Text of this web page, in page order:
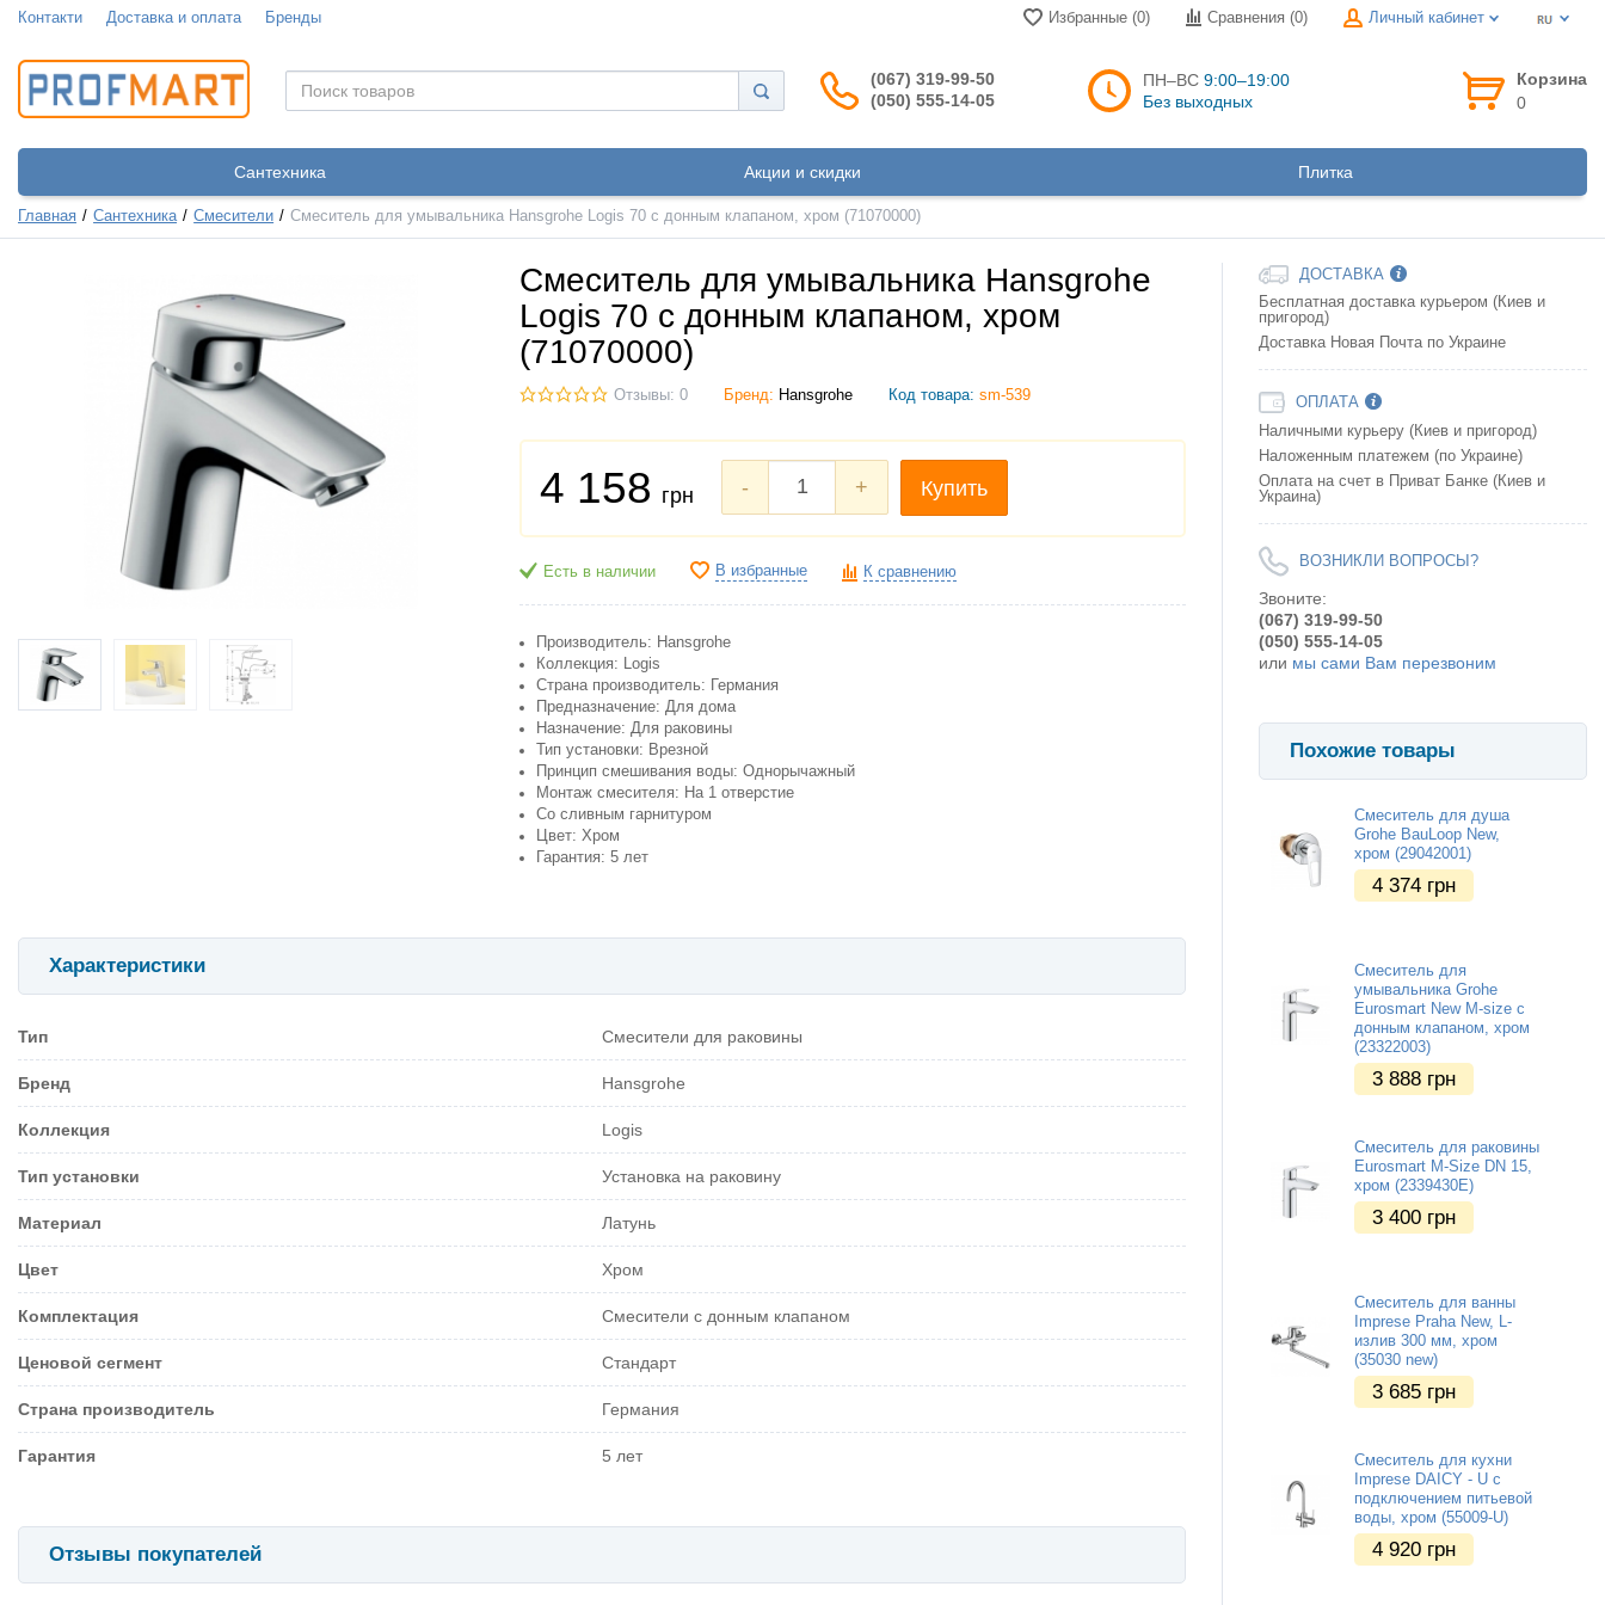
Контакти Доставка и оплата Бренды Избранные (0) Сравнения (0) Личный кабинет
(067) 319-99-50
(050) 555-14-05
ПН–ВС 9:00–19:00
Без выходных
Корзина
0
Сантехника Акции и скидки Плитка
Главная Сантехника Смесители Смеситель для умывальника Hansgrohe Logis 70 с донным клапаном, хром (71070000)
Смеситель для умывальника Hansgrohe
Logis 70 с донным клапаном, хром
(71070000)
Отзывы: 0 Бренд: Hansgrohe Код товара: sm-539
4 158 грн - + Купить
Есть в наличии В избранные К сравнению
Производитель: Hansgrohe
Коллекция: Logis
Страна производитель: Германия
Предназначение: Для дома
Назначение: Для раковины
Тип установки: Врезной
Принцип смешивания воды: Однорычажный
Монтаж смесителя: На 1 отверстие
Со сливным гарнитуром
Цвет: Хром
Гарантия: 5 лет
Характеристики
Тип Смесители для раковины
Бренд Hansgrohe
Коллекция Logis
Тип установки Установка на раковину
Материал Латунь
Цвет Хром
Комплектация Смесители с донным клапаном
Ценовой сегмент Стандарт
Страна производитель Германия
Гарантия 5 лет
Отзывы покупателей
ДОСТАВКА
Бесплатная доставка курьером (Киев и
пригород)
Доставка Новая Почта по Украине
ОПЛАТА
Наличными курьеру (Киев и пригород)
Наложенным платежем (по Украине)
Оплата на счет в Приват Банке (Киев и
Украина)
ВОЗНИКЛИ ВОПРОСЫ?
Звоните:
(067) 319-99-50
(050) 555-14-05
или мы сами Вам перезвоним
Похожие товары
Смеситель для душа
Grohe BauLoop New,
хром (29042001)
4 374 грн
Смеситель для
умывальника Grohe
Eurosmart New M-size с
донным клапаном, хром
(23322003)
3 888 грн
Смеситель для раковины
Eurosmart M-Size DN 15,
хром (2339430E)
3 400 грн
Смеситель для ванны
Imprese Praha New, L-
излив 300 мм, хром
(35030 new)
3 685 грн
Смеситель для кухни
Imprese DAICY - U с
подключением питьевой
воды, хром (55009-U)
4 920 грн